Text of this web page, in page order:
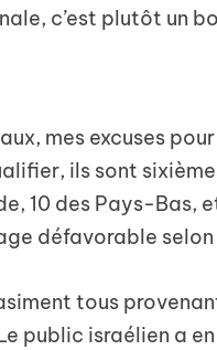
c’est plutôt un
mes excuses
ils sont
10 des Pays-Bas,
défavorable
tous
public israélien a